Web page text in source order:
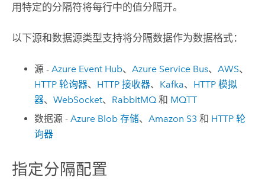
用特定的分隔符将每行中的值分隔开。
以下源和数据源类型支持将分隔数据作为数据格式：
源 -Azure Event Hub、Azure Service Bus、AWS、
HTTP 轮询器、 HTTP 接收器、 Kafka、 HTTP 模拟
器、WebSocket、 RabbitMQ 和 MQTT
数据源 -Azure Blob 存储、Amazon S3 和 HTTP 轮
询器
指定分隔配置